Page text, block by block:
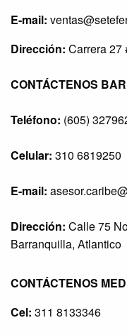
E-mail:
Dirección: Carrera 27
CONTÁCTENOS
Teléfono: (605)
Celular: 310 6819250
E-mail:
Dirección: Calle 75
Barranquilla, Atlantico
CONTÁCTENOS
Cel: 311 8133346